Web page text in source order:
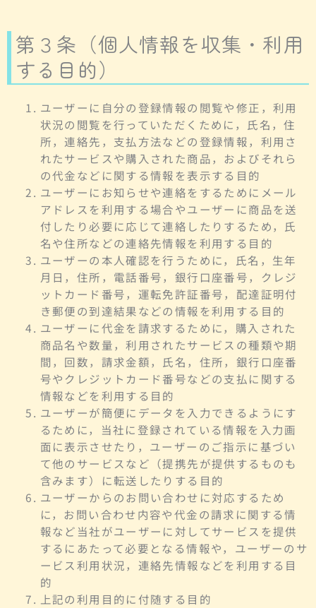
第３条（個人情報を収集・利用
する目的）
ユーザーに自分の登録情報の閲覧や修正，利用
状況の閲覧を行っていただくために，氏名，住
所，連絡先，支払方法などの登録情報，利用さ
れたサービスや購入された商品，およびそれら
の代金などに関する情報を表示する目的
ユーザーにお知らせや連絡をするためにメール
アドレスを利用する場合やユーザーに商品を送
付したり必要に応じて連絡したりするため，氏
名や住所などの連絡先情報を利用する目的
ユーザーの本人確認を行うために，氏名，生年
月日，住所，電話番号，銀行口座番号，クレジ
ットカード番号，運転免許証番号，配達証明付
き郵便の到達結果などの情報を利用する目的
ユーザーに代金を請求するために，購入された
商品名や数量，利用されたサービスの種類や期
間，回数，請求金額，氏名，住所，銀行口座番
号やクレジットカード番号などの支払に関する
情報などを利用する目的
ユーザーが簡便にデータを入力できるようにす
るために，当社に登録されている情報を入力画
面に表示させたり，ユーザーのご指示に基づい
て他のサービスなど（提携先が提供するものも
含みます）に転送したりする目的
ユーザーからのお問い合わせに対応するため
に，お問い合わせ内容や代金の請求に関する情
報など当社がユーザーに対してサービスを提供
するにあたって必要となる情報や，ユーザーのサ
ービス利用状況，連絡先情報などを利用する目
的
上記の利用目的に付随する目的